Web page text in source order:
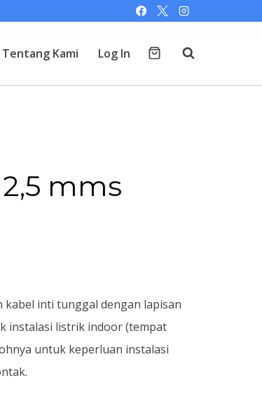
Tentang Kami Log In
2,5 mms
kabel inti tunggal dengan lapisan
instalasi listrik indoor (tempat
untuk keperluan instalasi